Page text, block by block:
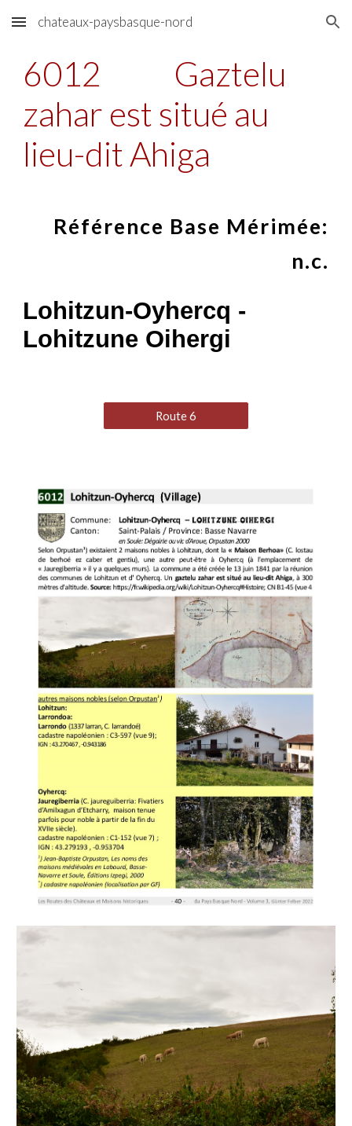
Skip to main content Skip to navigation
chateaux-paysbasque-nord
6012
Gaztelu
zahar est situé au
lieu-dit Ahiga
Référence Base Mérimée:
n.c.
Lohitzun-Oyhercq -
Lohitzune Oihergi
Route 6